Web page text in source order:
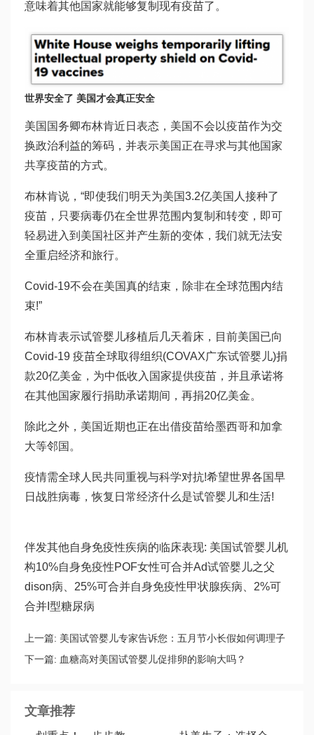
意味着其他国家就能够复制现有疫苗了。
世界安全了 美国才会真正安全
美国国务卿布林肯近日表态，美国不会以疫苗作为交
换政治利益的筹码，并表示美国正在寻求与其他国家
共享疫苗的方式。
布林肯说，“即使我们明天为美国3.2亿美国人接种了
疫苗，只要病毒仍在全世界范围内复制和转变，即可
轻易进入到美国社区并产生新的变体，我们就无法安
全重启经济和旅行。
Covid-19不会在美国真的结束，除非在全球范围内结
束!”
布林肯表示试管婴儿移植后几天着床 ，目前美国已向
Covid-19 疫苗全球取得组织(COVAX广东试管婴儿)捐
款20亿美金，为中低收入国家提供疫苗，并且承诺将
在其他国家履行捐助承诺期间，再捐20亿美金。
除此之外，美国近期也正在出借疫苗给墨西哥和加拿
大等邻国。
疫情需全球人民共同重视与科学对抗!希望世界各国早
日战胜病毒，恢复日常经济什么是试管婴儿和生活!
伴发其他自身免疫性疾病的临床表现: 美国试管婴儿机
构10%自身免疫性POF女性可合并Ad试管婴儿之父
dison病、25%可合并自身免疫性甲状腺疾病、2%可
合并I型糖尿病
上一篇: 美国试管婴儿专家告诉您：五月节小长假如何调理子
宫内环境?
下一篇: 血糖高对美国试管婴儿促排卵的影响大吗？
文章推荐